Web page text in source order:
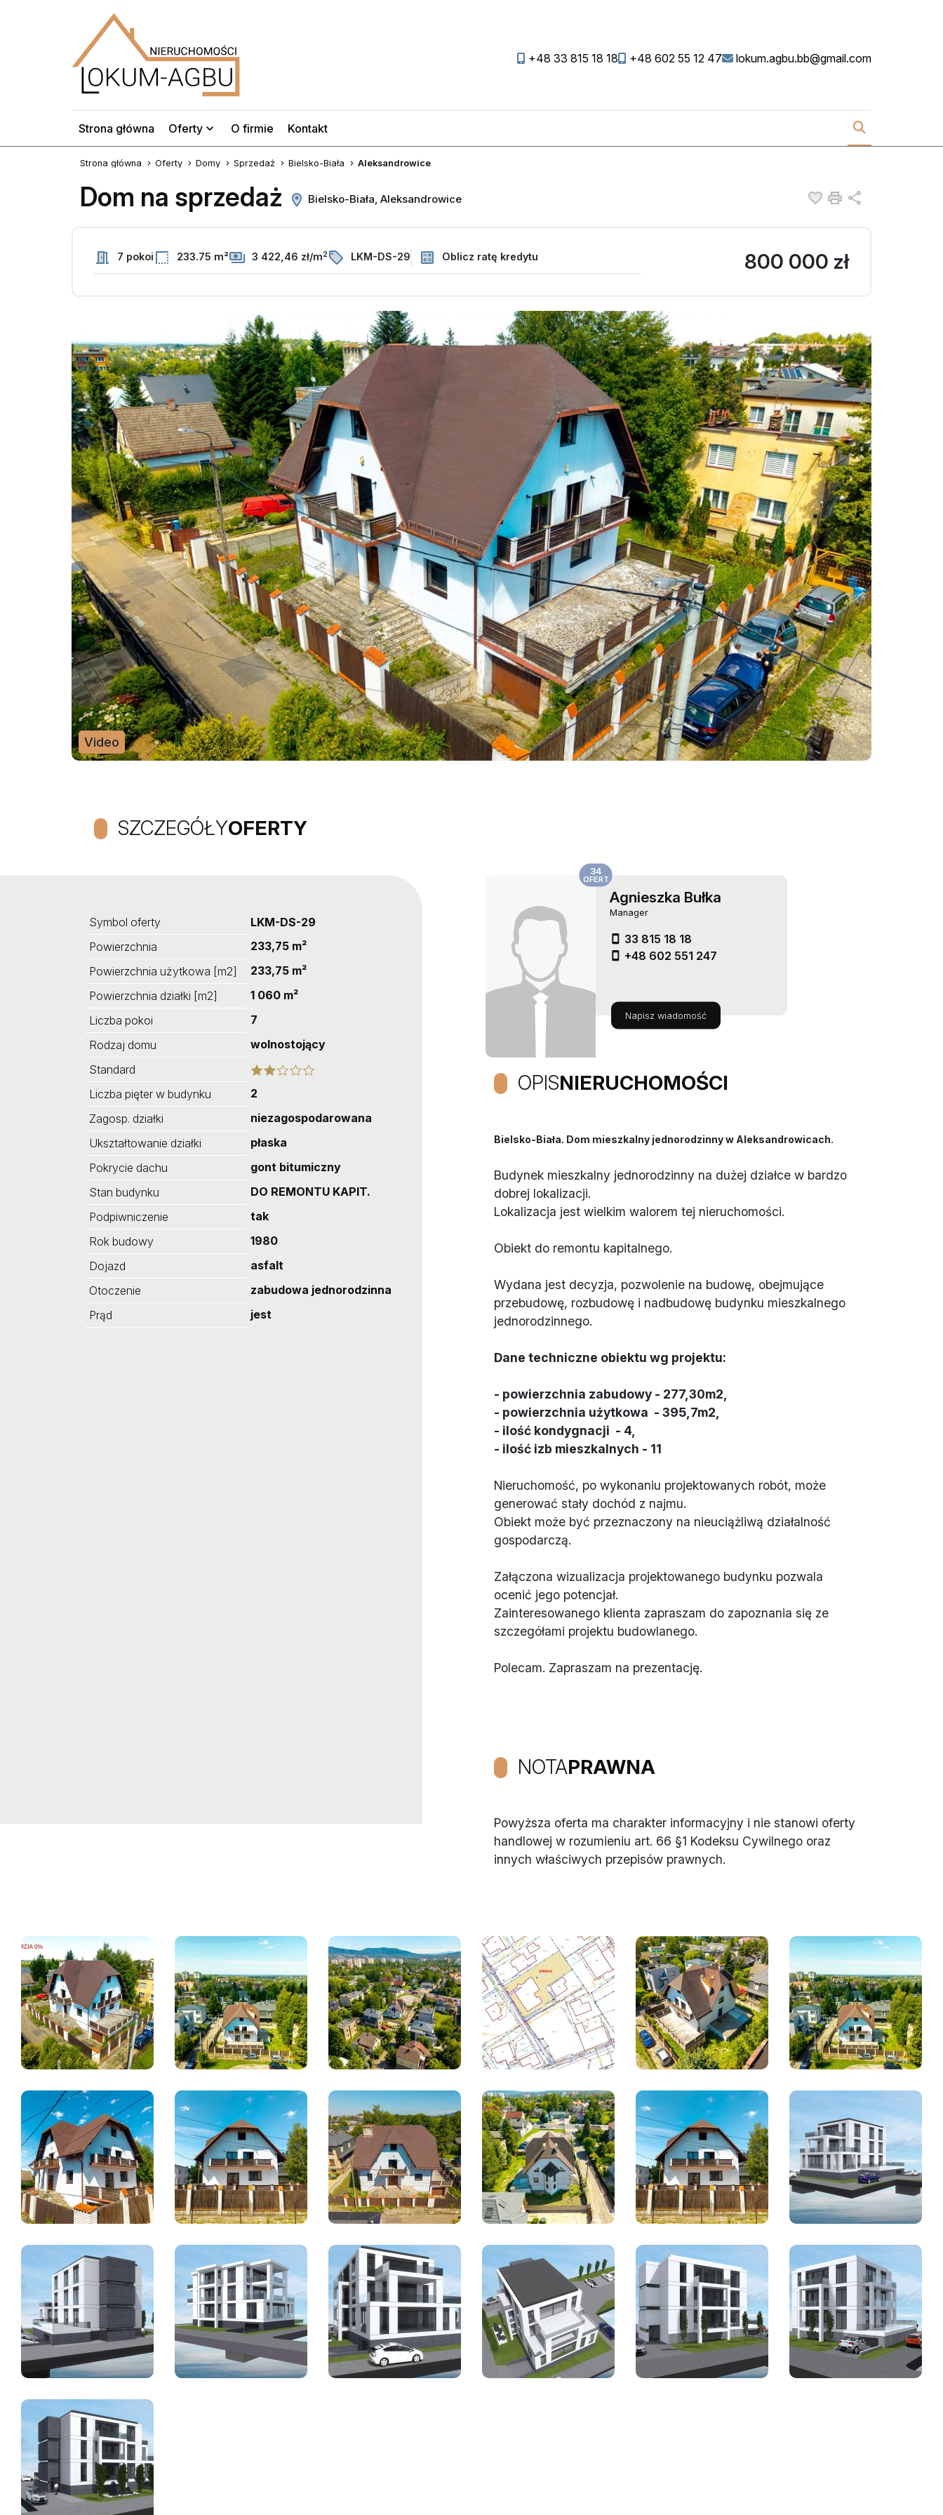
+48 33 815 18 18 +48 602 55 12 47 lokum.agbu.bb@gmail.com
Strona główna Oferty O firmie Kontakt
Strona główna Oferty Domy Sprzedaż Bielsko-Biała Aleksandrowice
Dom na sprzedaż Bielsko-Biała, Aleksandrowice Dodaj do ulubionych
Drukuj
7 pokoi 233.75 m² 3 422,46 zł/m2 LKM-DS-29 Oblicz ratę kredytu 800 000 zł
Video
SZCZEGÓŁYOFERTY
Symbol oferty
LKM-DS-29
Powierzchnia
233,75 m²
Powierzchnia użytkowa [m2]
233,75 m²
Powierzchnia działki [m2]
1 060 m²
Liczba pokoi
7
Rodzaj domu
wolnostojący
Standard
Liczba pięter w budynku
2
Zagosp. działki
niezagospodarowana
Ukształtowanie działki
płaska
Pokrycie dachu
gont bitumiczny
Stan budynku
DO REMONTU KAPIT.
Podpiwniczenie
tak
Rok budowy
1980
Dojazd
asfalt
Otoczenie
zabudowa jednorodzinna
Prąd
jest
Agnieszka Bułka
Manager
33 815 18 18
+48 602 551 247
Napisz wiadomość
34
OFERT
OPISNIERUCHOMOŚCI
Bielsko-Biała. Dom mieszkalny jednorodzinny w Aleksandrowicach.
Budynek mieszkalny jednorodzinny na dużej działce w bardzo
dobrej lokalizacji.
Lokalizacja jest wielkim walorem tej nieruchomości.
Obiekt do remontu kapitalnego.
Wydana jest decyzja, pozwolenie na budowę, obejmujące
przebudowę, rozbudowę i nadbudowę budynku mieszkalnego
jednorodzinnego.
Dane techniczne obiektu wg projektu:
- powierzchnia zabudowy - 277,30m2,
- powierzchnia użytkowa - 395,7m2,
- ilość kondygnacji - 4,
- ilość izb mieszkalnych - 11
Nieruchomość, po wykonaniu projektowanych robót, może
generować stały dochód z najmu.
Obiekt może być przeznaczony na nieuciążliwą działalność
gospodarczą.
Załączona wizualizacja projektowanego budynku pozwala
ocenić jego potencjał.
Zainteresowanego klienta zapraszam do zapoznania się ze
szczegółami projektu budowlanego.
Polecam. Zapraszam na prezentację.
NOTAPRAWNA
Powyższa oferta ma charakter informacyjny i nie stanowi oferty
handlowej w rozumieniu art. 66 §1 Kodeksu Cywilnego oraz
innych właściwych przepisów prawnych.